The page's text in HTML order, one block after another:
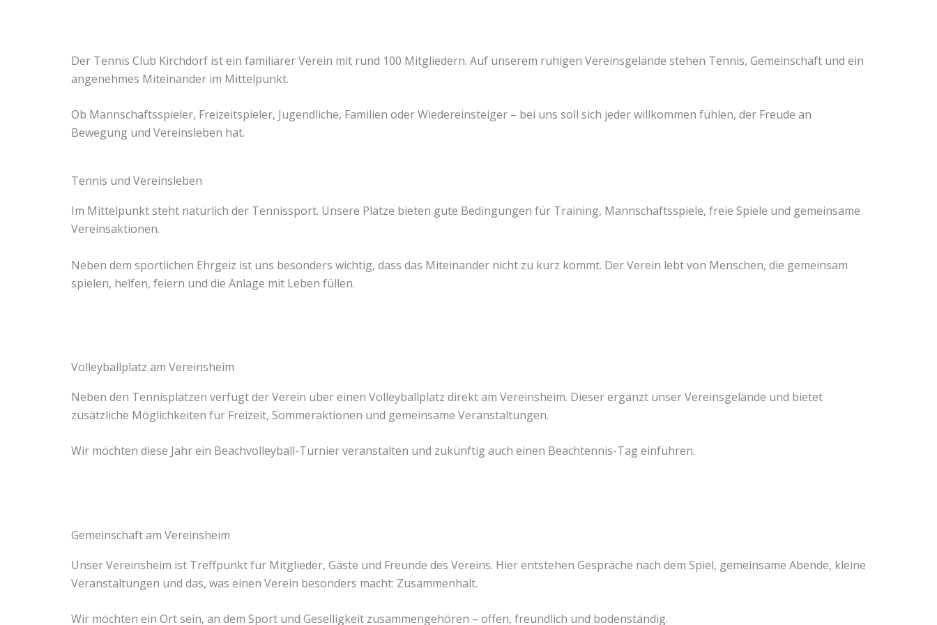
Der Tennis Club Kirchdorf ist ein familiärer Verein mit rund 100 Mitgliedern. Auf unserem ruhigen Vereinsgelände stehen Tennis, Gemeinschaft und ein
angenehmes Miteinander im Mittelpunkt.
Ob Mannschaftsspieler, Freizeitspieler, Jugendliche, Familien oder Wiedereinsteiger – bei uns soll sich jeder willkommen fühlen, der Freude an
Bewegung und Vereinsleben hat.
Tennis und Vereinsleben
Im Mittelpunkt steht natürlich der Tennissport. Unsere Plätze bieten gute Bedingungen für Training, Mannschaftsspiele, freie Spiele und gemeinsame
Vereinsaktionen.
Neben dem sportlichen Ehrgeiz ist uns besonders wichtig, dass das Miteinander nicht zu kurz kommt. Der Verein lebt von Menschen, die gemeinsam
spielen, helfen, feiern und die Anlage mit Leben füllen.
Volleyballplatz am Vereinsheim
Neben den Tennisplätzen verfügt der Verein über einen Volleyballplatz direkt am Vereinsheim. Dieser ergänzt unser Vereinsgelände und bietet
zusätzliche Möglichkeiten für Freizeit, Sommeraktionen und gemeinsame Veranstaltungen.
Wir möchten diese Jahr ein Beachvolleyball-Turnier veranstalten und zukünftig auch einen Beachtennis-Tag einführen.
Gemeinschaft am Vereinsheim
Unser Vereinsheim ist Treffpunkt für Mitglieder, Gäste und Freunde des Vereins. Hier entstehen Gespräche nach dem Spiel, gemeinsame Abende, kleine
Veranstaltungen und das, was einen Verein besonders macht: Zusammenhalt.
Wir möchten ein Ort sein, an dem Sport und Geselligkeit zusammengehören – offen, freundlich und bodenständig.